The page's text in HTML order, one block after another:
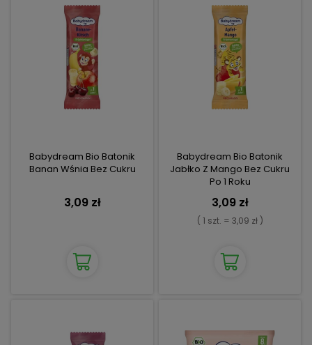
Babydream Bio Batonik
Banan Wśnia Bez Cukru
3,09 zł
Babydream Bio Batonik
Jabłko Z Mango Bez Cukru
Po 1 Roku
3,09 zł
( 1 szt. = 3,09 zł )